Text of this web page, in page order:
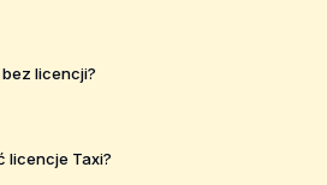
licencji?
licencje Taxi?